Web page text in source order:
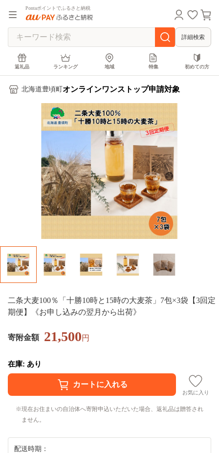
Pontaポイントでふるさと納税
詳細検索
返礼品 ランキング 地域 特集 初めての方
北海道豊頃町 オンラインワンストップ申請対象
二条大麦100％「十勝10時と15時の大麦茶」7包×3袋【3回定
期便】《お申し込みの翌月から出荷》
寄附金額 21,500円
在庫: あり
お気に入り
現在お住まいの自治体へ寄附申込いただいた場合、返礼品は贈答され
ません。
配送時期：